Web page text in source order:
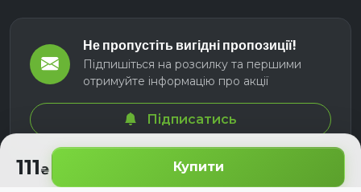
111 Купити
Не пропустіть вигідні пропозиції!
Підпишіться на розсилку та першими
отримуйте інформацію про акції
Підписатись
© 2026 СЕЛМ АГРО. Всі права захищені.